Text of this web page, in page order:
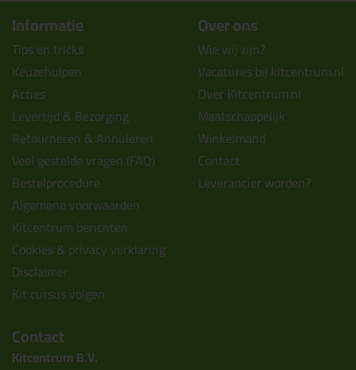
Informatie
Tips en tricks
Keuzehulpen
Acties
Levertijd & Bezorging
Retourneren & Annuleren
Veel gestelde vragen (FAQ)
Bestelprocedure
Algemene voorwaarden
Kitcentrum berichten
Cookies & privacy verklaring
Disclaimer
Kit cursus volgen
Over ons
Wie wij zijn?
Vacatures bij kitcentrum.nl
Over Kitcentrum.nl
Maatschappelijk
Winkelmand
Contact
Leverancier worden?
Contact
Kitcentrum B.V.